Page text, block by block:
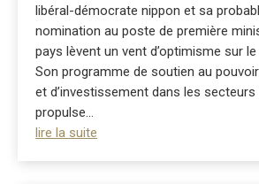
libéral-démocrate nippon et sa
nomination au poste de première
pays lèvent un vent d’optimisme sur
Son programme de soutien au pouvoir
et d’investissement dans les
propulse...
lire la suite